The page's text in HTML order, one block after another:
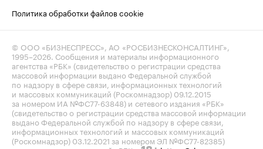
Политика обработки файлов cookie
© ООО «БИЗНЕСПРЕСС», АО «РОСБИЗНЕСКОНСАЛТИНГ»,
1995–2026 . Сообщения и материалы информационного
агентства «РБК» (свидетельство о регистрации средства
массовой информации выдано Федеральной службой
по надзору в сфере связи, информационных технологий
и массовых коммуникаций (Роскомнадзор) 09.12.2015
за номером ИА №ФС77-63848) и сетевого издания «РБК»
(свидетельство о регистрации средства массовой информации
выдано Федеральной службой по надзору в сфере связи,
информационных технологий и массовых коммуникаций
(Роскомнадзор) 03.12.2021 за номером ЭЛ №ФС77-82385)